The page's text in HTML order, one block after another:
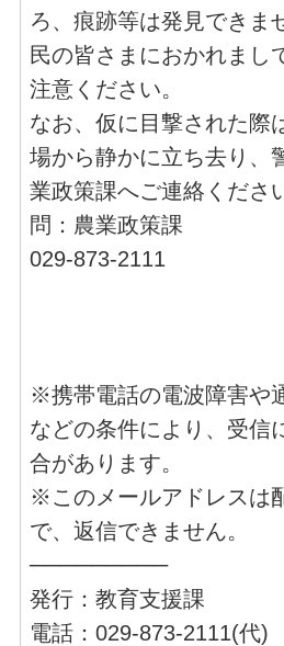
ろ、痕跡等は発見できま
民の皆さまにおかれまし
注意ください。
なお、仮に目撃された際
場から静かに立ち去り、
業政策課へご連絡くださ
問：農業政策課
029-873-2111
※携帯電話の電波障害や
などの条件により、受信
合があります。
※このメールアドレスは
で、返信できません。
─────────
発行：教育支援課
電話：029-873-2111(代)